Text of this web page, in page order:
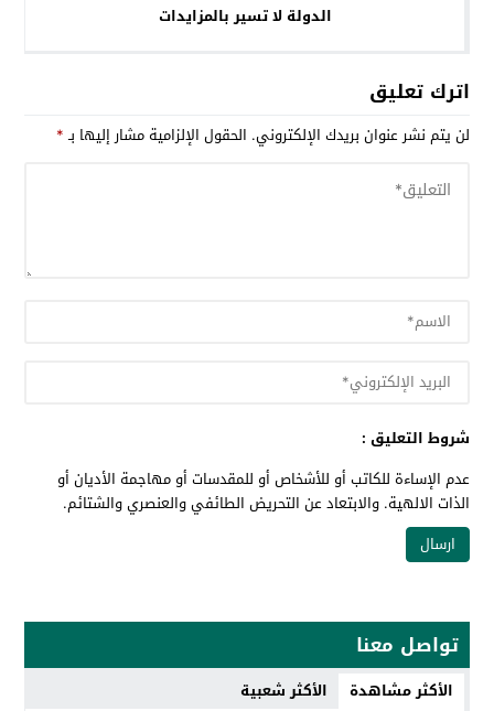
الدولة لا تسير بالمزايدات
اترك تعليق
لن يتم نشر عنوان بريدك الإلكتروني. الحقول الإلزامية مشار إليها بـ*
شروط التعليق :
عدم الإساءة للكاتب أو للأشخاص أو للمقدسات أو مهاجمة الأديان أو
الذات الالهية. والابتعاد عن التحريض الطائفي والعنصري والشتائم.
تواصل معنا
الأكثر مشاهدة الأكثر شعبية